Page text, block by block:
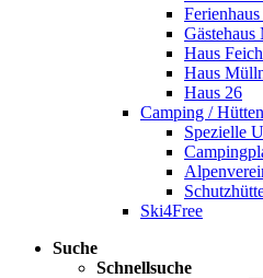
Gästehaus
Haus
Haus
Haus 26
Camping / Hütten
Spezielle
Ski4Free
Suche
Schnellsuche